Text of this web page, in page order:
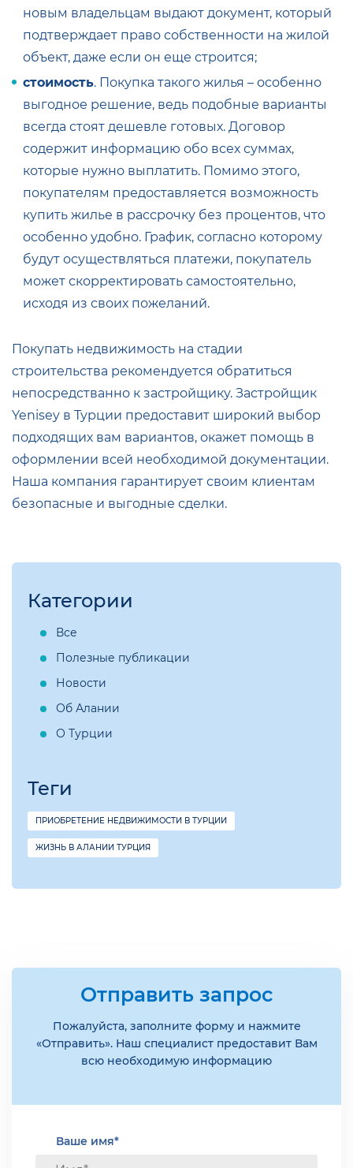
новым владельцам выдают документ, который
подтверждает право собственности на жилой
объект, даже если он еще строится;
стоимость. Покупка такого жилья – особенно
выгодное решение, ведь подобные варианты
всегда стоят дешевле готовых. Договор
содержит информацию обо всех суммах,
которые нужно выплатить. Помимо этого,
покупателям предоставляется возможность
купить жилье в рассрочку без процентов, что
особенно удобно. График, согласно которому
будут осуществляться платежи, покупатель
может скорректировать самостоятельно,
исходя из своих пожеланий.
Покупать недвижимость на стадии
строительства рекомендуется обратиться
непосредстванно к застройщику. Застройщик
Yenisey в Турции предоставит широкий выбор
подходящих вам вариантов, окажет помощь в
оформлении всей необходимой документации.
Наша компания гарантирует своим клиентам
безопасные и выгодные сделки.
Категории
Все
Полезные публикации
Новости
Об Алании
О Турции
Теги
ПРИОБРЕТЕНИЕ НЕДВИЖИМОСТИ В ТУРЦИИ
ЖИЗНЬ В АЛАНИИ ТУРЦИЯ
Отправить запрос
Пожалуйста, заполните форму и нажмите
«Отправить». Наш специалист предоставит Вам
всю необходимую информацию
Ваше имя*